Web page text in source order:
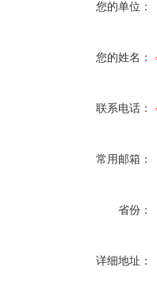
您的单位：
您的姓名：
联系电话：
常用邮箱：
省份：
详细地址：